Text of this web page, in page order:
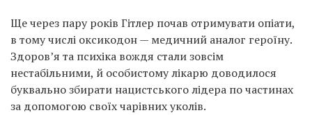
Ще через пару років Гітлер почав отримувати опіати,
в тому числі оксикодон — медичний аналог героїну.
Здоров’я та психіка вождя стали зовсім
нестабільними, й особистому лікарю доводилося
буквально збирати нацистського лідера по частинах
за допомогою своїх чарівних уколів.